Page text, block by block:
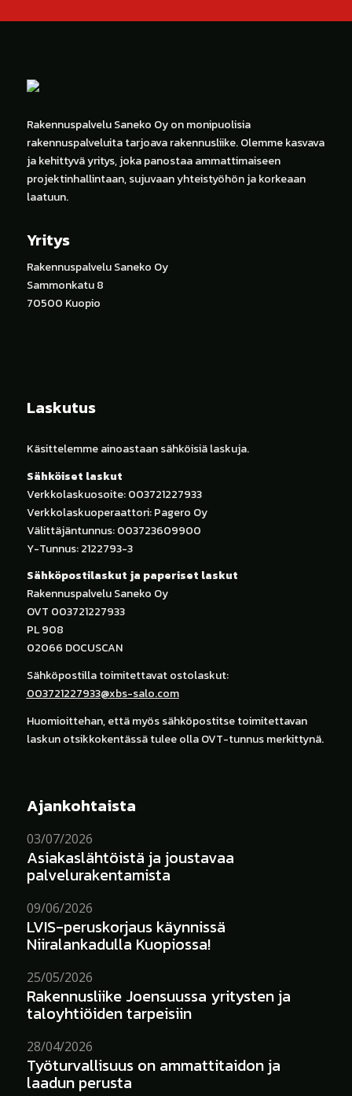
Rakennuspalvelu Saneko Oy on monipuolisia
rakennuspalveluita tarjoava rakennusliike. Olemme kasvava
ja kehittyvä yritys, joka panostaa ammattimaiseen
projektinhallintaan, sujuvaan yhteistyöhön ja korkeaan
laatuun.
Yritys
Rakennuspalvelu Saneko Oy
Sammonkatu 8
70500 Kuopio
Laskutus
Käsittelemme ainoastaan sähköisiä laskuja.
Sähköiset laskut
Verkkolaskuosoite: 003721227933
Verkkolaskuoperaattori: Pagero Oy
Välittäjäntunnus: 003723609900
Y-Tunnus: 2122793-3
Sähköpostilaskut ja paperiset laskut
Rakennuspalvelu Saneko Oy
OVT 003721227933
PL 908
02066 DOCUSCAN
Sähköpostilla toimitettavat ostolaskut:
003721227933@xbs-salo.com
Huomioittehan, että myös sähköpostitse toimitettavan
laskun otsikkokentässä tulee olla OVT-tunnus merkittynä.
Ajankohtaista
03/07/2026
Asiakaslähtöistä ja joustavaa
palvelurakentamista
09/06/2026
LVIS-peruskorjaus käynnissä
Niiralankadulla Kuopiossa!
25/05/2026
Rakennusliike Joensuussa yritysten ja
taloyhtiöiden tarpeisiin
28/04/2026
Työturvallisuus on ammattitaidon ja
laadun perusta